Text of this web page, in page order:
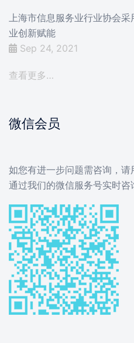
上海市信息服务业行业协会
业创新赋能
Sep 24, 2021
查看更多…
微信会员
如您有进一步问题需咨询，
通过我们的微信服务号实时咨